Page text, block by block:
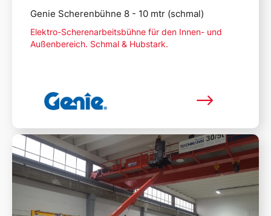
Genie Scherenbühne 8 - 10 mtr (schmal)
Elektro-Scherenarbeitsbühne für den Innen- und
Außenbereich. Schmal & Hubstark.
Mehr lesen